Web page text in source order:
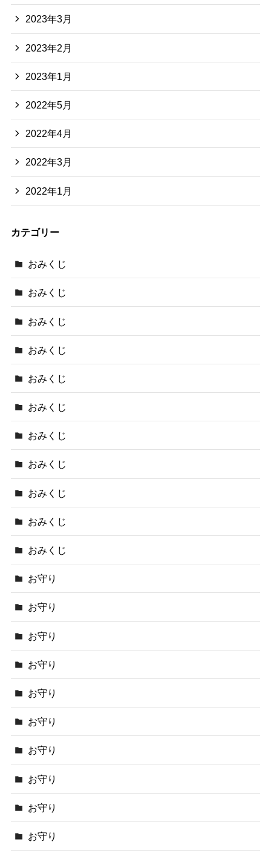
2023年3月
2023年2月
2023年1月
2022年5月
2022年4月
2022年3月
2022年1月
カテゴリー
おみくじ
おみくじ
おみくじ
おみくじ
おみくじ
おみくじ
おみくじ
おみくじ
おみくじ
おみくじ
おみくじ
お守り
お守り
お守り
お守り
お守り
お守り
お守り
お守り
お守り
お守り